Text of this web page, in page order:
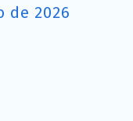
de 2026